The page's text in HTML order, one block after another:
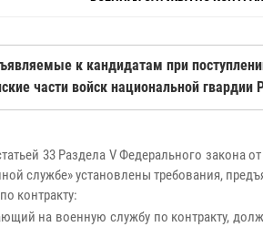
к кандидатам при
части войск национальной
33 Раздела V Федерального закона
службе» установлены требования,
контракту:
на военную службу по контракту,